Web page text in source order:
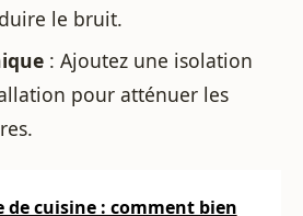
le bruit.
: Ajoutez une isolation
pour atténuer les
de cuisine : comment bien